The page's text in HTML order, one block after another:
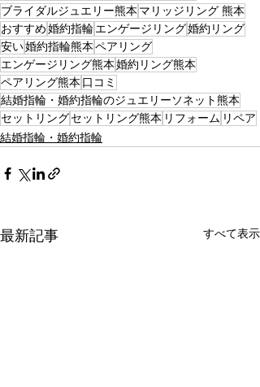
ブライダルジュエリー熊本 マリッジリング 熊本
おすすめ婚約指輪 エンゲージリング婚約リング
安い婚約指輪熊本ペアリング
エンゲージリング熊本婚約リング熊本
ペアリング熊本 口コミ
結婚指輪・婚約指輪のジュエリーソネット熊本
セットリングセットリング熊本 リフォーム リペア
結婚指輪・婚約指輪
最新記事 すべて表示